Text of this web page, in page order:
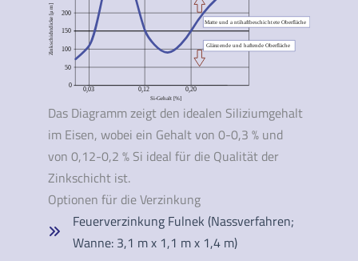
Das Diagramm zeigt den idealen Siliziumgehalt
im Eisen, wobei ein Gehalt von 0-0,3 % und
von 0,12-0,2 % Si ideal für die Qualität der
Zinkschicht ist.
Optionen für die Verzinkung
Feuerverzinkung Fulnek (Nassverfahren;
Wanne: 3,1 m x 1,1 m x 1,4 m)